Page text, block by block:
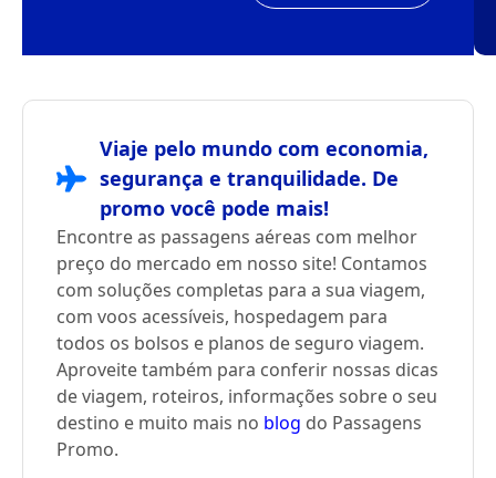
Viaje pelo mundo com economia,
segurança e tranquilidade. De
promo você pode mais!
Encontre as passagens aéreas com melhor
preço do mercado em nosso site! Contamos
com soluções completas para a sua viagem,
com voos acessíveis, hospedagem para
todos os bolsos e planos de seguro viagem.
Aproveite também para conferir nossas dicas
de viagem, roteiros, informações sobre o seu
destino e muito mais no blog do Passagens
Promo.